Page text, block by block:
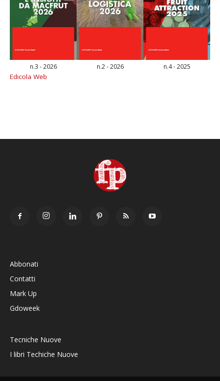
n.3 - 2026 n.2 - 2026 n.4 - 2025
Edicola Web
Abbonati
Contatti
Mark Up
Gdoweek
Tecniche Nuove
I libri Techiche Nuove